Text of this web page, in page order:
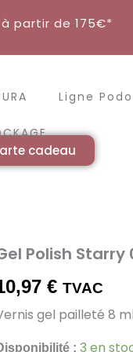
partir de 175€*
Ligne Podo
cadeau
Polish
€ TVAC
gel pailleté 8
: 3 en